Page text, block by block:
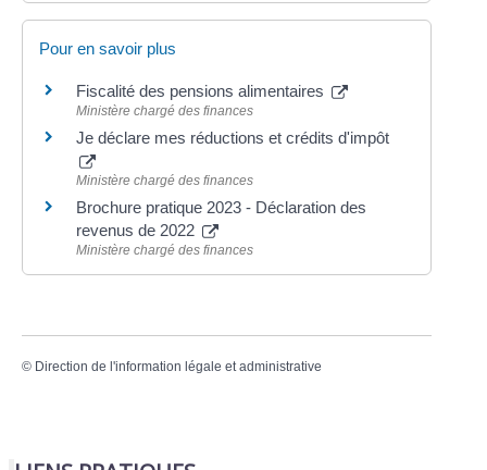
Pour en savoir plus
Fiscalité des pensions alimentaires
Ministère chargé des finances
Je déclare mes réductions et crédits d'impôt
Ministère chargé des finances
Brochure pratique 2023 - Déclaration des
revenus de 2022
Ministère chargé des finances
© Direction de l'information légale et administrative